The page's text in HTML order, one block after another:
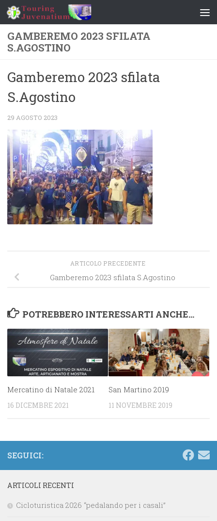
Salta al contenuto
GAMBEREMO 2023 SFILATA
S.AGOSTINO
Gamberemo 2023 sfilata
S.Agostino
29 AGOSTO 2023
ARTICOLO PRECEDENTE
Gamberemo 2023 sfilata S.Agostino
POTREBBERO INTERESSARTI ANCHE...
Mercatino di Natale 2021
16 DICEMBRE 2021
San Martino 2019
11 NOVEMBRE 2019
SEGUICI:
ARTICOLI RECENTI
Cicloturistica 2026 “pedalando per i casali”